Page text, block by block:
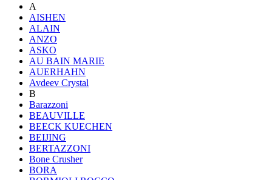
A
AISHEN
ALAIN
ANZO
ASKO
AU BAIN MARIE
AUERHAHN
Avdeev Crystal
B
Barazzoni
BEAUVILLE
BEECK KUECHEN
BEIJING
BERTAZZONI
Bone Crusher
BORA